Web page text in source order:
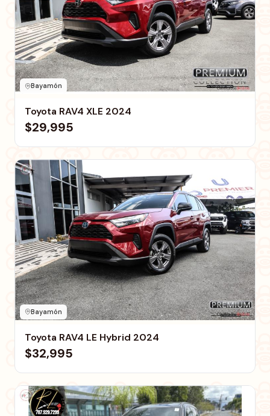
Bayamón
Toyota RAV4 XLE 2024
$29,995
Bayamón
Toyota RAV4 LE Hybrid 2024
$32,995